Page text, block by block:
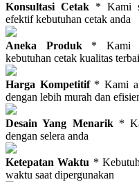
Konsultasi Cetak* Kami
efektif kebutuhan cetak anda
Aneka Produk * Kami
kebutuhan cetak kualitas
Harga Kompetitif* Kami
dengan lebih murah dan
Desain Yang Menarik*
dengan selera anda
Ketepatan Waktu *
waktu saat dipergunakan